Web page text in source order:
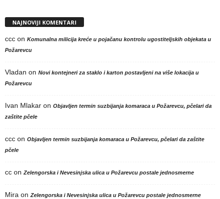
NAJNOVIJI KOMENTARI
ccc on Komunalna milicija kreće u pojačanu kontrolu ugostiteljskih objekata u
Požarevcu
Vladan on Novi kontejneri za staklo i karton postavljeni na više lokacija u
Požarevcu
Ivan Mlakar on Objavljen termin suzbijanja komaraca u Požarevcu, pčelari da
zaštite pčele
ccc on Objavljen termin suzbijanja komaraca u Požarevcu, pčelari da zaštite
pčele
cc on Zelengorska i Nevesinjska ulica u Požarevcu postale jednosmerne
Mira on Zelengorska i Nevesinjska ulica u Požarevcu postale jednosmerne